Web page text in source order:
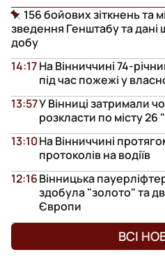
156 бойових зіткнень та
зведення Генштабу та дані
добу
На Вінниччині 74-
під час пожежі у
14:17
У Вінниці затримали
розкласти по місту 26
13:57
На Вінниччині
протоколів на водіїв
13:10
Вінницька
здобула "золото" та
Європи
12:16
ВСІ